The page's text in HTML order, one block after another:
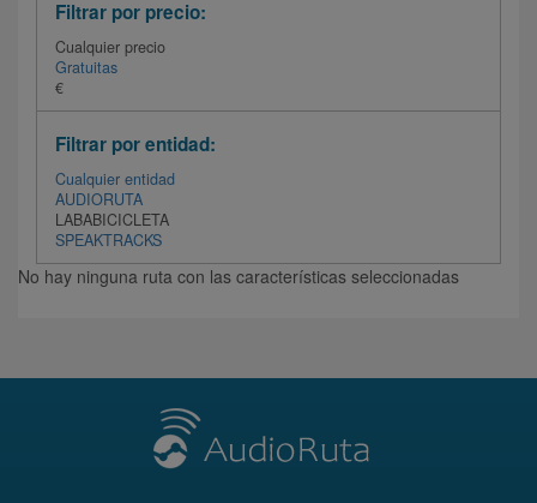
Filtrar por precio:
Cualquier precio
Gratuitas
€
Filtrar por entidad:
Cualquier entidad
AUDIORUTA
LABABICICLETA
SPEAKTRACKS
No hay ninguna ruta con las características seleccionadas